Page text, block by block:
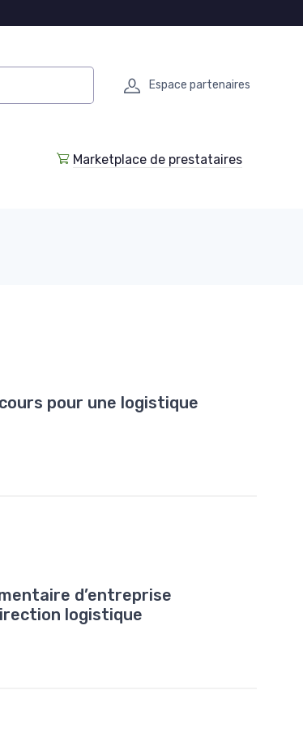
Espace partenaires
Marketplace de prestataires
pour une logistique
d’entreprise
logistique